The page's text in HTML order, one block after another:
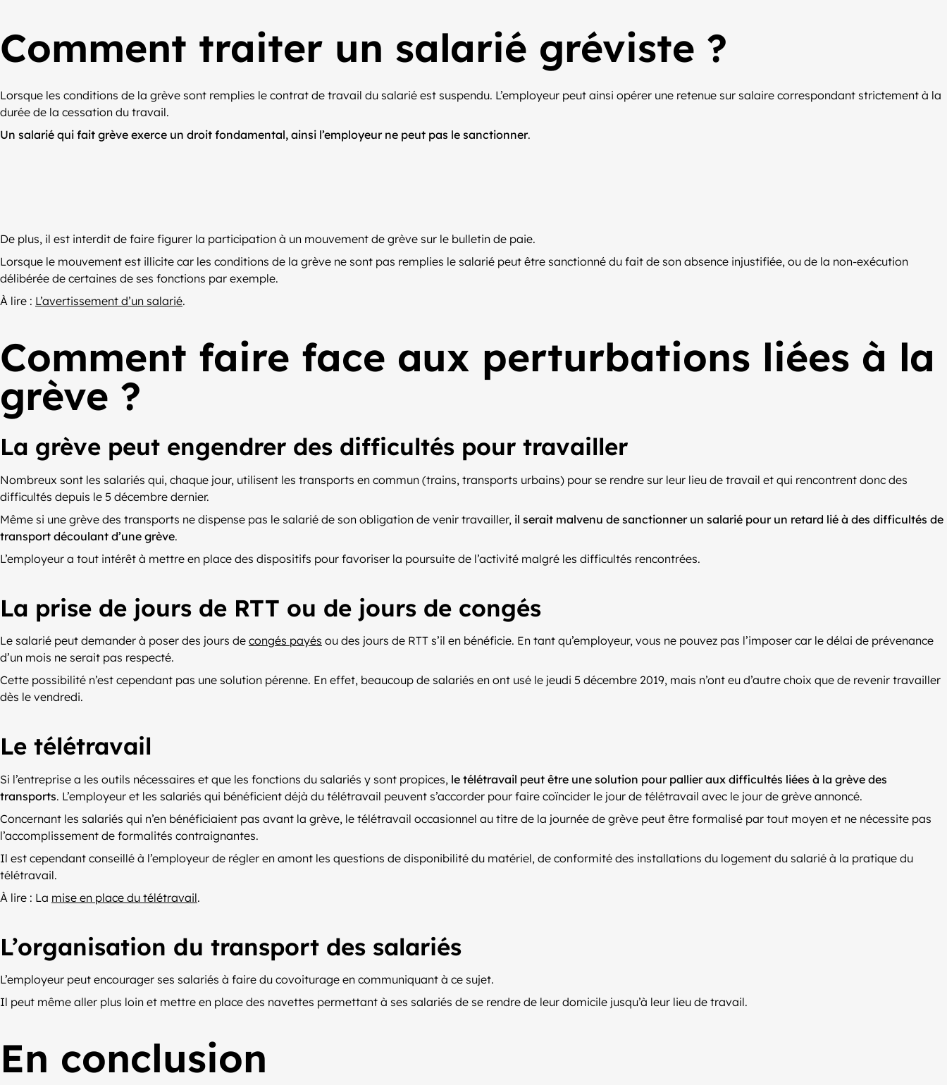
Comment traiter un salarié gréviste ?
Lorsque les conditions de la grève sont remplies le contrat de travail du salarié est suspendu. L’employeur peut ainsi opérer une retenue sur salaire correspondant strictement à la
durée de la cessation du travail.
Un salarié qui fait grève exerce un droit fondamental, ainsi l’employeur ne peut pas le sanctionner.
De plus, il est interdit de faire figurer la participation à un mouvement de grève sur le bulletin de paie.
Lorsque le mouvement est illicite car les conditions de la grève ne sont pas remplies le salarié peut être sanctionné du fait de son absence injustifiée, ou de la non-exécution
délibérée de certaines de ses fonctions par exemple.
À lire : L’avertissement d’un salarié.
Comment faire face aux perturbations liées à la
grève ?
La grève peut engendrer des difficultés pour travailler
Nombreux sont les salariés qui, chaque jour, utilisent les transports en commun (trains, transports urbains) pour se rendre sur leur lieu de travail et qui rencontrent donc des
difficultés depuis le 5 décembre dernier.
Même si une grève des transports ne dispense pas le salarié de son obligation de venir travailler, il serait malvenu de sanctionner un salarié pour un retard lié à des difficultés de
transport découlant d’une grève.
L’employeur a tout intérêt à mettre en place des dispositifs pour favoriser la poursuite de l’activité malgré les difficultés rencontrées.
La prise de jours de RTT ou de jours de congés
Le salarié peut demander à poser des jours de congés payés ou des jours de RTT s’il en bénéficie. En tant qu’employeur, vous ne pouvez pas l’imposer car le délai de prévenance
d’un mois ne serait pas respecté.
Cette possibilité n’est cependant pas une solution pérenne. En effet, beaucoup de salariés en ont usé le jeudi 5 décembre 2019, mais n’ont eu d’autre choix que de revenir travailler
dès le vendredi.
Le télétravail
Si l’entreprise a les outils nécessaires et que les fonctions du salariés y sont propices, le télétravail peut être une solution pour pallier aux difficultés liées à la grève des
transports. L’employeur et les salariés qui bénéficient déjà du télétravail peuvent s’accorder pour faire coïncider le jour de télétravail avec le jour de grève annoncé.
Concernant les salariés qui n’en bénéficiaient pas avant la grève, le télétravail occasionnel au titre de la journée de grève peut être formalisé par tout moyen et ne nécessite pas
l’accomplissement de formalités contraignantes.
Il est cependant conseillé à l’employeur de régler en amont les questions de disponibilité du matériel, de conformité des installations du logement du salarié à la pratique du
télétravail.
À lire : La mise en place du télétravail.
L’organisation du transport des salariés
L’employeur peut encourager ses salariés à faire du covoiturage en communiquant à ce sujet.
Il peut même aller plus loin et mettre en place des navettes permettant à ses salariés de se rendre de leur domicile jusqu’à leur lieu de travail.
En conclusion